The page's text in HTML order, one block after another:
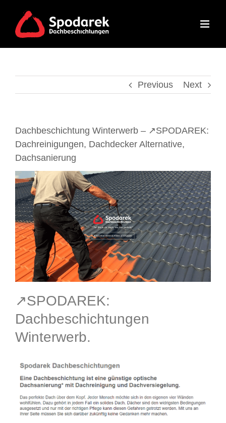
content
Previous Next
Dachbeschichtung Winterwerb – ↗️SPODAREK:
Dachreinigungen, Dachdecker Alternative,
Dachsanierung
↗️SPODAREK:
Dachbeschichtungen
Winterwerb.